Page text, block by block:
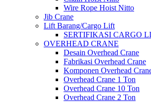
Wire Rope Hoist Nitto
Jib Crane
Lift Barang/Cargo Lift
SERTIFIKASI CARGO
OVERHEAD CRANE
Desain Overhead Crane
Fabrikasi Overhead Crane
Komponen Overhead
Overhead Crane 1 Ton
Overhead Crane 10 Ton
Overhead Crane 2 Ton